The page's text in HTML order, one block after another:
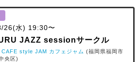
26(水) 19:30〜
JAZZ sessionサークル
CAFE style JAM カフェジャム (福岡県福岡市
央区)